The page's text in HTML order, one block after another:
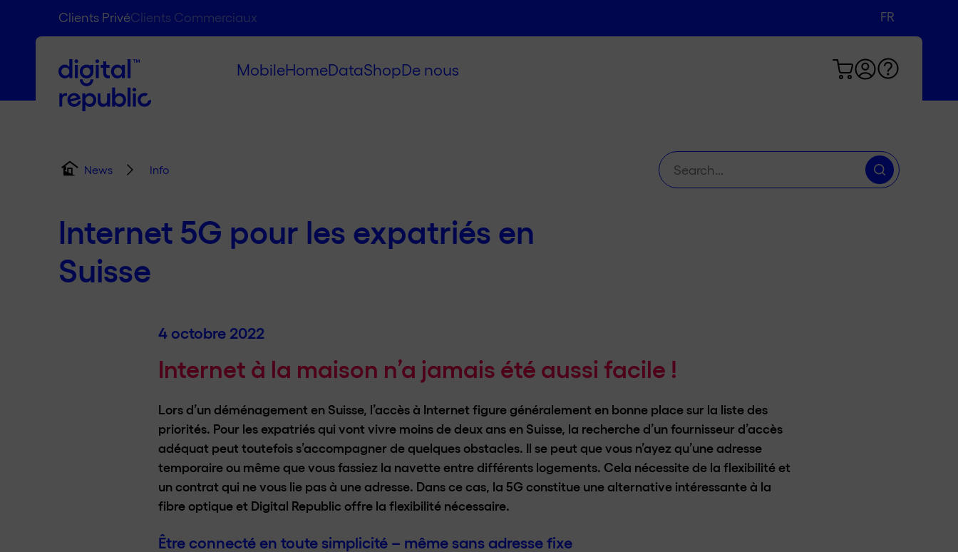
Clients PrivéClients Commerciaux
DE
EN
FR
MobileHomeDataShopDe nous
News Info
Chercher
:
Internet 5G pour les expatriés en
Suisse
4 octobre 2022
Internet à la maison n’a jamais été aussi facile !
Lors d’un déménagement en Suisse, l’accès à Internet figure généralement en bonne place sur la liste des
priorités. Pour les expatriés qui vont vivre moins de deux ans en Suisse, la recherche d’un fournisseur d’accès
adéquat peut toutefois s’accompagner de quelques obstacles. Il se peut que vous n’ayez qu’une adresse
temporaire ou même que vous fassiez la navette entre différents logements. Cela nécessite de la flexibilité et
un contrat qui ne vous lie pas à une adresse. Dans ce cas, la 5G constitue une alternative intéressante à la
fibre optique et Digital Republic offre la flexibilité nécessaire.
Être connecté en toute simplicité – même sans adresse fixe